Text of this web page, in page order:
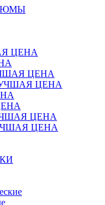
ЦЕНА
ЦЕНА
ЦЕНА
ЦЕНА
ЦЕНА